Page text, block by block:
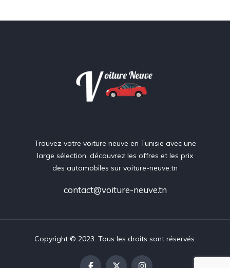
Trouvez votre voiture neuve en Tunisie avec une
large sélection, découvrez les offres et les prix
des automobiles sur voiture-neuve.tn
contact@voiture-neuve.tn
Copyright © 2023. Tous les droits sont réservés.